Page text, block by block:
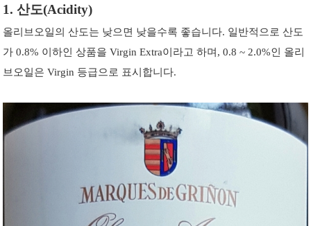
1. 산도(Acidity)
올리브오일의 산도는 낮으면 낮을수록 좋습니다. 일반적으로 산도
가 0.8% 이하인 상품을 Virgin Extra이라고 하며, 0.8 ~ 2.0%인 올리
브오일은 Virgin 등급으로 표시합니다.